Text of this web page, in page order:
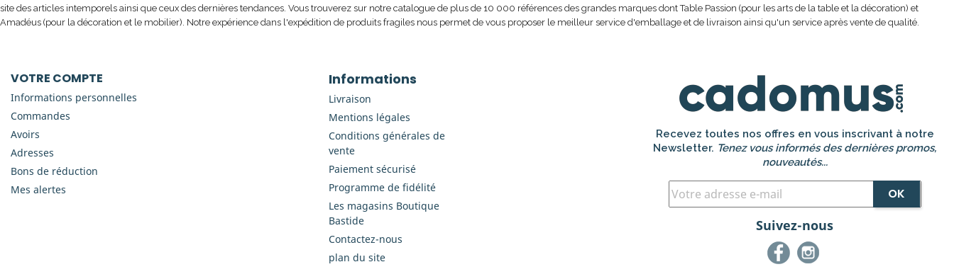
site des articles intemporels ainsi que ceux des dernières tendances. Vous trouverez sur notre catalogue de plus de 10 000 références des grandes marques dont Table Passion (pour les arts de la table et la décoration) et
Amadéus (pour la décoration et le mobilier). Notre expérience dans l'expédition de produits fragiles nous permet de vous proposer le meilleur service d'emballage et de livraison ainsi qu'un service après vente de qualité.
VOTRE COMPTE
Informations personnelles
Commandes
Avoirs
Adresses
Bons de réduction
Mes alertes
Informations
Livraison
Mentions légales
Conditions générales de
vente
Paiement sécurisé
Programme de fidélité
Les magasins Boutique
Bastide
Contactez-nous
plan du site
Recevez toutes nos offres en vous inscrivant à notre
Newsletter. Tenez vous informés des dernières promos,
nouveautés...
Suivez-nous
FacebookInstagram